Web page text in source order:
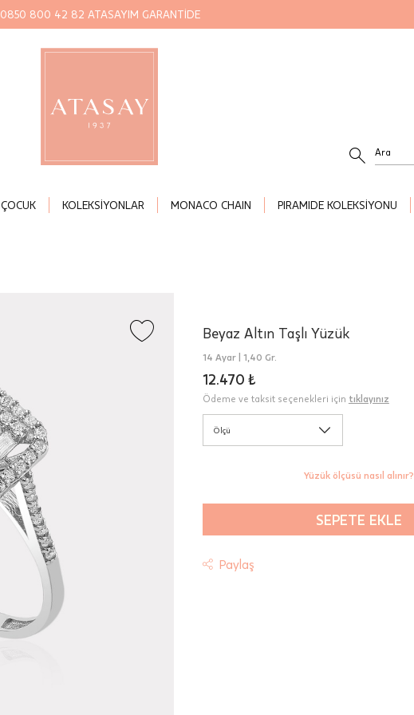
0850 800 42 82 ATASAYIM GARANTİDE
ÇOCUK KOLEKSİYONLAR MONACO CHAIN PIRAMIDE KOLEKSİYONU
Beyaz Altın Taşlı Yüzük
14 Ayar | 1,40 Gr.
12.470 ₺
Ödeme ve taksit seçenekleri için tıklayınız
Ölçü
Yüzük ölçüsü nasıl alınır?
SEPETE EKLE
Paylaş